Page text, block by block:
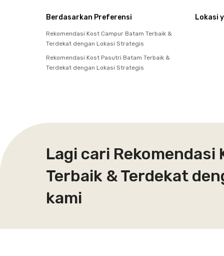
Berdasarkan Preferensi
Rekomendasi Kost Campur Batam Terbaik &
Terdekat dengan Lokasi Strategis
Rekomendasi Kost Pasutri Batam Terbaik &
Terdekat dengan Lokasi Strategis
Lokasi
Lagi cari Rekomendasi
Terbaik & Terdekat
kami